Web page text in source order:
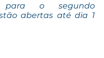
para o segundo
abertas até dia 1